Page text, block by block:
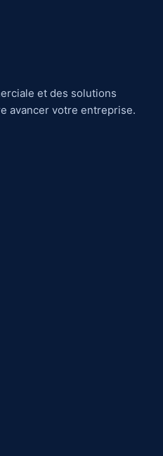
et des solutions
avancer votre entreprise.